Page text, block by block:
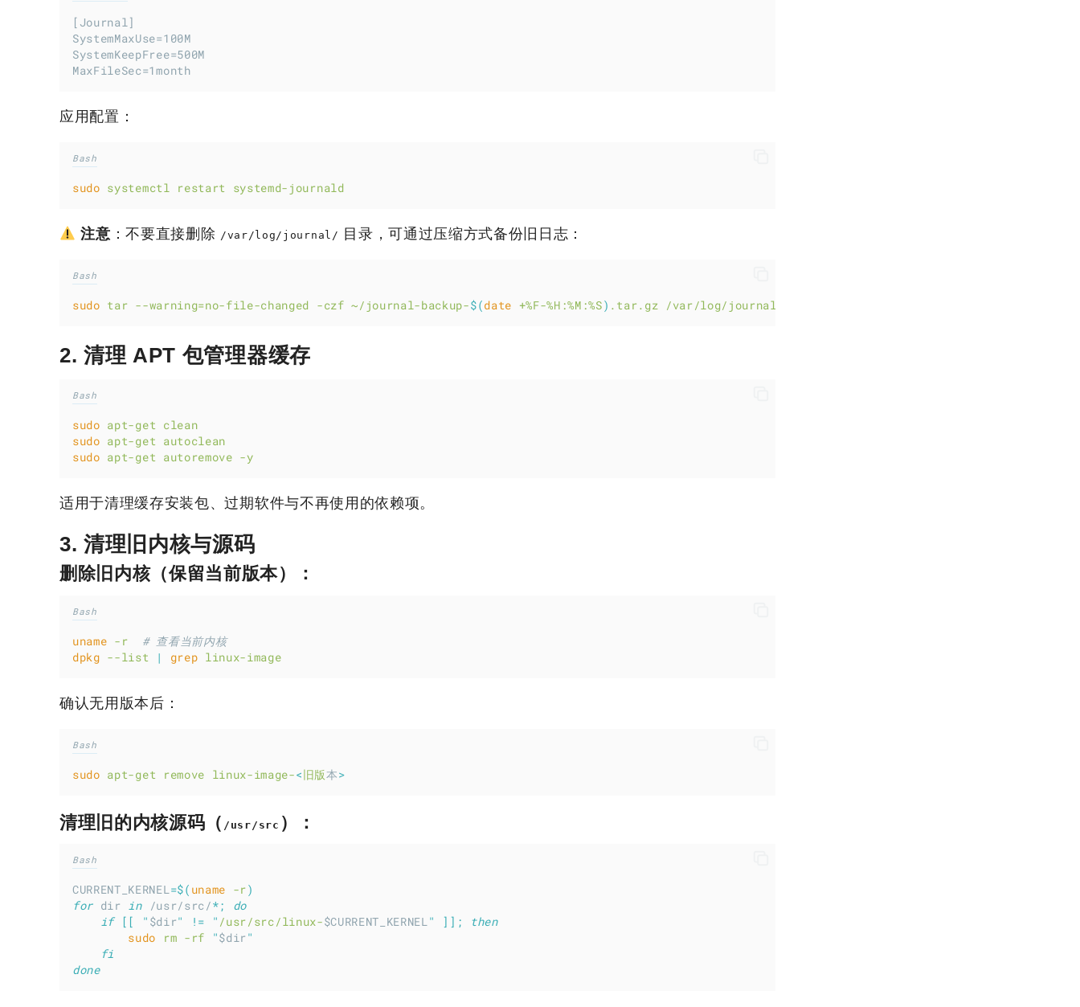
[Journal]
SystemMaxUse=100M
SystemKeepFree=500M
MaxFileSec=1month
应用配置：
Bash
sudo systemctl restart systemd-journald
注意 ：不要直接删除 /var/log/journal/ 目录，可通过压缩方式备份旧日志：
Bash
sudo tar --warning=no-file-changed -czf ~/journal-backup-$(date +%F-%H:%M:%S) .tar.gz /var/log/journal
2. 清理 APT 包管理器缓存
Bash
sudo apt-get clean
sudo apt-get autoclean
sudo apt-get autoremove -y
适用于清理缓存安装包、过期软件与不再使用的依赖项。
3. 清理旧内核与源码
删除旧内核（保留当前版本）：
Bash
uname -r
# 查看当前内核
dpkg --list | grep linux-image
确认无用版本后：
Bash
sudo apt-get remove linux-image-<旧版本>
清理旧的内核源码（ /usr/src ）：
Bash
CURRENT_KERNEL=$( uname -r)
for dir in /usr/src/*;
do
if
[[ " $dir" != " /usr/src/linux-$CURRENT_KERNEL" ]];
then
sudo
rm -rf "$dir "
fi
done